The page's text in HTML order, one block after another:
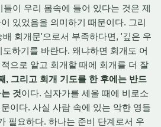
이 우리 몸속에 들어 있다는 것은 제
있었음을 의미하기 때문이다. 그리
회개문'으로서 부족하다면, '깊은 우
하기를 바란다. 왜냐하면 회개도 어
으로 알고 회개할 때에 회개를 더 잘
, 그리고 회개 기도를 한 후에는 반드
것이다. 십자가를 세울 때에 비로소
이다. 사실 사람 속에 있는 악한 영들
필요하다. 하나는 준비 단계로서 우